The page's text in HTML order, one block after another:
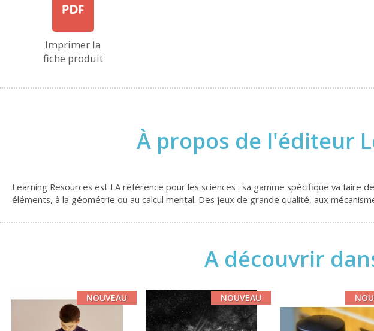
Imprimer la
fiche produit
À propos de l'éditeur
Learning Resources est LA référence pour les sciences : sa gamme spécifique va
éléments, à la géométrie ou au calcul mental. Des jeux de grande qualité, aux
A découvrir
NOUVEAU NOUVEAU